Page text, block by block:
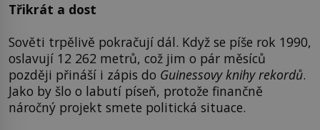
Třikrát a dost
Sověti trpělivě pokračují dál. Když se píše rok 1990,
oslavují 12 262 metrů, což jim o pár měsíců
později přináší i zápis do Guinessovy knihy rekordů.
Jako by šlo o labutí píseň, protože finančně
náročný projekt smete politická situace.